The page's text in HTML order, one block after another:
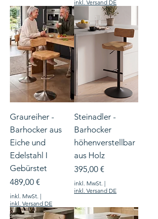
inkl. Versand DE
Graureiher -
Barhocker aus
Eiche und
Edelstahl I
Gebürstet
Preis
489,00 €
inkl. MwSt. |
inkl. Versand DE
Steinadler -
Barhocker
höhenverstellbar
aus Holz
Preis
395,00 €
inkl. MwSt. |
inkl. Versand DE